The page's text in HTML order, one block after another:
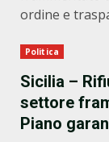
ordine e
Politica
Sicilia –
settore
Piano